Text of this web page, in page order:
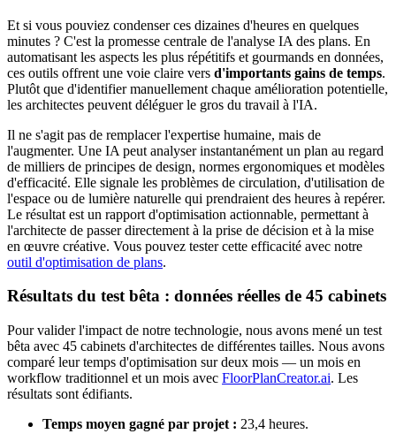
Et si vous pouviez condenser ces dizaines d'heures en quelques
minutes ? C'est la promesse centrale de l'analyse IA des plans. En
automatisant les aspects les plus répétitifs et gourmands en données,
ces outils offrent une voie claire vers d'importants gains de temps.
Plutôt que d'identifier manuellement chaque amélioration potentielle,
les architectes peuvent déléguer le gros du travail à l'IA.
Il ne s'agit pas de remplacer l'expertise humaine, mais de
l'augmenter. Une IA peut analyser instantanément un plan au regard
de milliers de principes de design, normes ergonomiques et modèles
d'efficacité. Elle signale les problèmes de circulation, d'utilisation de
l'espace ou de lumière naturelle qui prendraient des heures à repérer.
Le résultat est un rapport d'optimisation actionnable, permettant à
l'architecte de passer directement à la prise de décision et à la mise
en œuvre créative. Vous pouvez tester cette efficacité avec notre
outil d'optimisation de plans.
Résultats du test bêta : données réelles de 45 cabinets
Pour valider l'impact de notre technologie, nous avons mené un test
bêta avec 45 cabinets d'architectes de différentes tailles. Nous avons
comparé leur temps d'optimisation sur deux mois — un mois en
workflow traditionnel et un mois avec FloorPlanCreator.ai. Les
résultats sont édifiants.
Temps moyen gagné par projet : 23,4 heures.